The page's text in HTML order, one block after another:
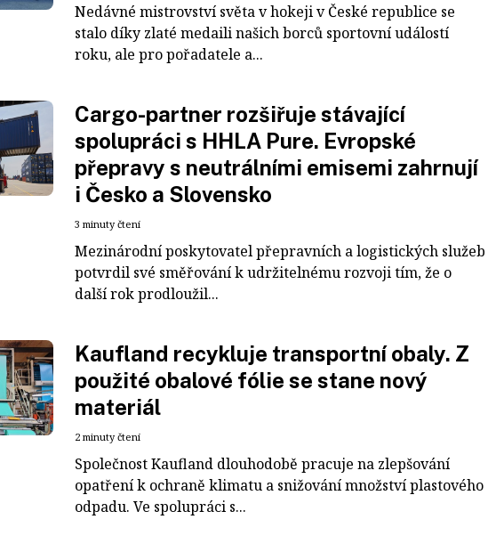
Nedávné mistrovství světa v hokeji v České republice se
stalo díky zlaté medaili našich borců sportovní událostí
roku, ale pro pořadatele a...
Cargo-partner rozšiřuje stávající
spolupráci s HHLA Pure. Evropské
přepravy s neutrálními emisemi zahrnují
i Česko a Slovensko
3 minuty čtení
Mezinárodní poskytovatel přepravních a logistických služeb
potvrdil své směřování k udržitelnému rozvoji tím, že o
další rok prodloužil...
Kaufland recykluje transportní obaly. Z
použité obalové fólie se stane nový
materiál
2 minuty čtení
Společnost Kaufland dlouhodobě pracuje na zlepšování
opatření k ochraně klimatu a snižování množství plastového
odpadu. Ve spolupráci s...